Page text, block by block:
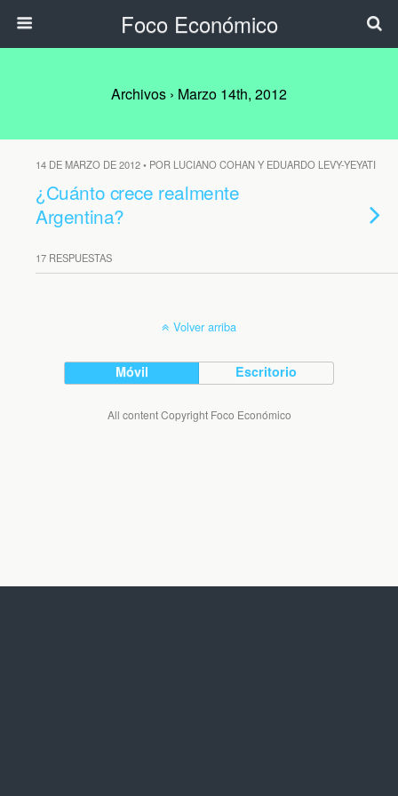
Foco Económico
Archivos › Marzo 14th, 2012
14 DE MARZO DE 2012 • POR LUCIANO COHAN Y EDUARDO LEVY-YEYATI
¿Cuánto crece realmente
Argentina?
17 RESPUESTAS
Volver arriba
Móvil Escritorio
All content Copyright Foco Económico